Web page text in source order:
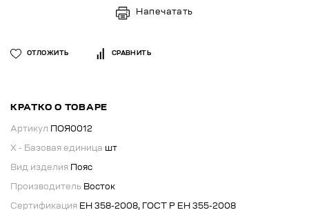
Напечатать
ОТЛОЖИТЬ СРАВНИТЬ
КРАТКО О ТОВАРЕ
Артикул ПОЯ0012
X - Базовая единица шт
Вид изделия Пояс
Производитель Восток
Сертификация ЕН 358-2008, ГОСТ Р ЕН 355-2008